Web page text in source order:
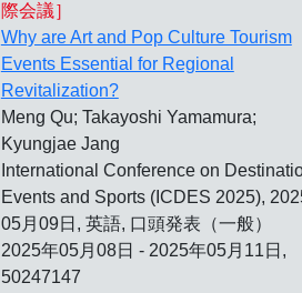
際会議］
Why are Art and Pop Culture Tourism
Events Essential for Regional
Revitalization?
Meng Qu; Takayoshi Yamamura;
Kyungjae Jang
International Conference on
Events and Sports (ICDES 2025),
05月09日 , 英語, 口頭発表（一般）
2025年05月08日 - 2025年05月11日,
50247147